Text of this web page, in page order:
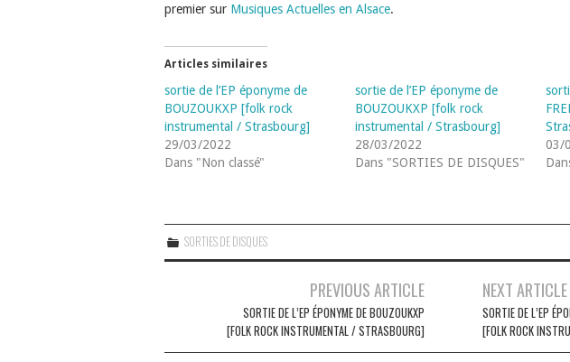
premier sur Musiques Actuelles en Alsace.
Articles similaires
sortie de l’EP éponyme de
BOUZOUKXP [folk rock
instrumental / Strasbourg]
29/03/2022
Dans "Non classé"
sortie de l’EP éponyme de
BOUZOUKXP [folk rock
instrumental / Strasbourg]
28/03/2022
Dans "SORTIES DE DISQUES"
03/
SORTIES DE DISQUES
PREVIOUS ARTICLE
SORTIE DE L’EP ÉPONYME DE BOUZOUKXP
[FOLK ROCK INSTRUMENTAL / STRASBOURG]
NEXT ARTICLE
SORTIE DE L’EP
[FOLK ROCK